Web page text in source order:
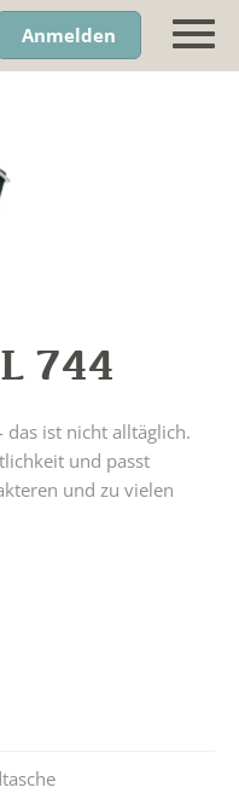
Anmelden
L 744
das ist nicht alltäglich.
und passt
und zu vielen